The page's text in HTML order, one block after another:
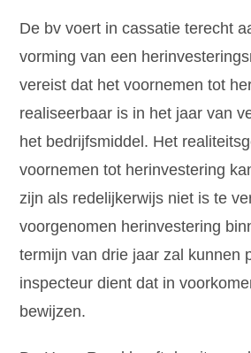
De bv voert in cassatie terecht
vorming van een
vereist dat het voornemen tot
realiseerbaar is in het jaar van
het bedrijfsmiddel. Het
voornemen tot herinvestering
zijn als redelijkerwijs niet is te
voorgenomen herinvestering
termijn van drie jaar zal kunnen
inspecteur dient dat in
bewijzen.